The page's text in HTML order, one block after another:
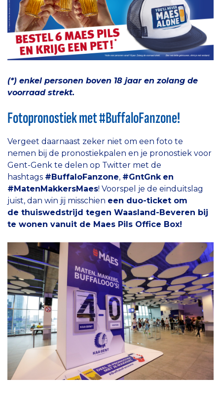
(*) enkel personen boven 18 jaar en zolang de
voorraad strekt.
Fotopronostiek met #BuffaloFanzone!
Vergeet daarnaast zeker niet om een foto te
nemen bij de pronostiekpalen en je pronostiek voor
Gent-Genk te delen op Twitter met de
hashtags #BuffaloFanzone, #GntGnk en
#MatenMakkersMaes! Voorspel je de einduitslag
juist, dan win jij misschien een duo-ticket om
de thuiswedstrijd tegen Waasland-Beveren bij
te wonen vanuit de Maes Pils Office Box!